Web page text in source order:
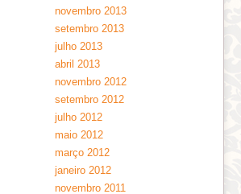
novembro 2013
setembro 2013
julho 2013
abril 2013
novembro 2012
setembro 2012
julho 2012
maio 2012
março 2012
janeiro 2012
novembro 2011